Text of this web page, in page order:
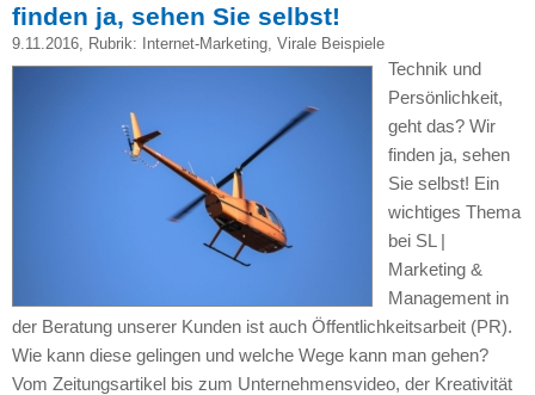
finden ja, sehen Sie selbst!
9.11.2016, Rubrik: Internet-Marketing, Virale Beispiele
Technik und
Persönlichkeit,
geht das? Wir
finden ja, sehen
Sie selbst! Ein
wichtiges Thema
bei SL |
Marketing &
Management in
der Beratung unserer Kunden ist auch Öffentlichkeitsarbeit (PR).
Wie kann diese gelingen und welche Wege kann man gehen?
Vom Zeitungsartikel bis zum Unternehmensvideo, der Kreativität